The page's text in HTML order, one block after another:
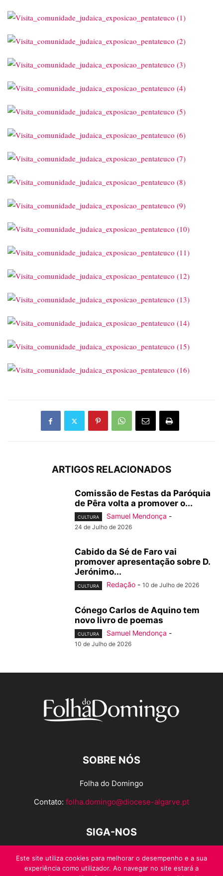
ARTIGOS RELACIONADOS
Comissão de Festas da Paróquia
de Pêra volta a promover o...
CULTURA Samuel Mendonça -
24 de Julho de 2026
Cabido da Sé de Faro vai
promover apresentação sobre D.
Jerónimo...
CULTURA Redação - 10 de Julho de 2026
Cónego Carlos de Aquino tem
novo livro de poemas
CULTURA Samuel Mendonça -
10 de Julho de 2026
SOBRE NÓS
Folha do Domingo
Contato: folha.domingo@diocese-algarve.pt
SIGA-NOS
Este site utiliza cookies para melhorar o desempenho e a sua
experiência como utilizador. Ao navegar no site estará a